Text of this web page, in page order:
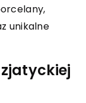
unikalne